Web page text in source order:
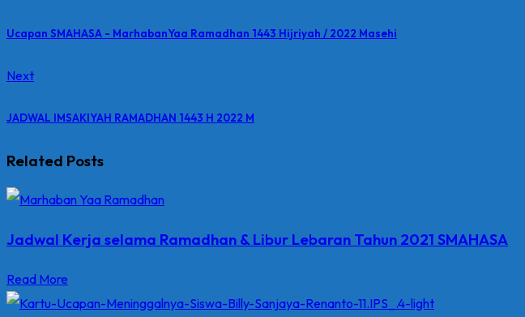
Ucapan SMAHASA - MarhabanYaa Ramadhan 1443 Hijriyah / 2022 Masehi
Next
JADWAL IMSAKIYAH RAMADHAN 1443 H 2022 M
Related Posts
Jadwal Kerja selama Ramadhan & Libur Lebaran Tahun 2021 SMAHASA
Read More